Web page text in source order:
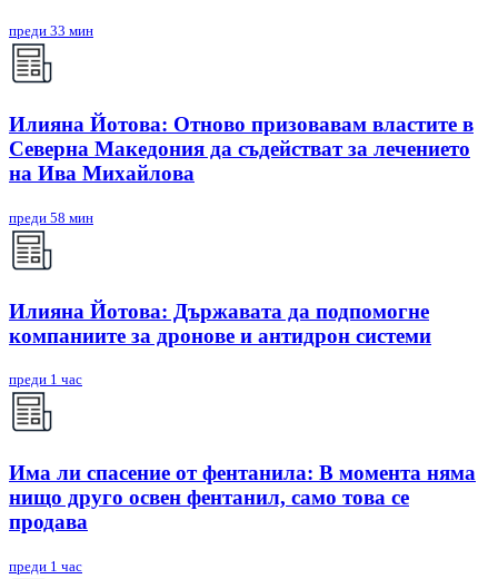
преди 33 мин
Илияна Йотова: Отново призовавам властите в
Северна Македония да съдействат за лечението
на Ива Михайлова
преди 58 мин
Илияна Йотова: Държавата да подпомогне
компаниите за дронове и антидрон системи
преди 1 час
Има ли спасение от фентанила: В момента няма
нищо друго освен фентанил, само това се
продава
преди 1 час